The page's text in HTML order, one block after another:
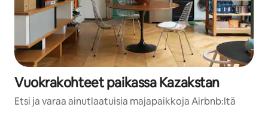
Vuokrakohteet paikassa Kazakstan
Etsi ja varaa ainutlaatuisia majapaikkoja Airbnb:ltä